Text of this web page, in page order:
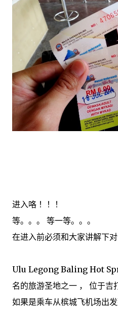
进入咯 ！！！
等。。。 等一等。。。
在进入前必须和大家讲解下
Ulu Legong Baling Hot
名的旅游圣地之一 ， 位于吉
如果是乘车从槟城飞机场出